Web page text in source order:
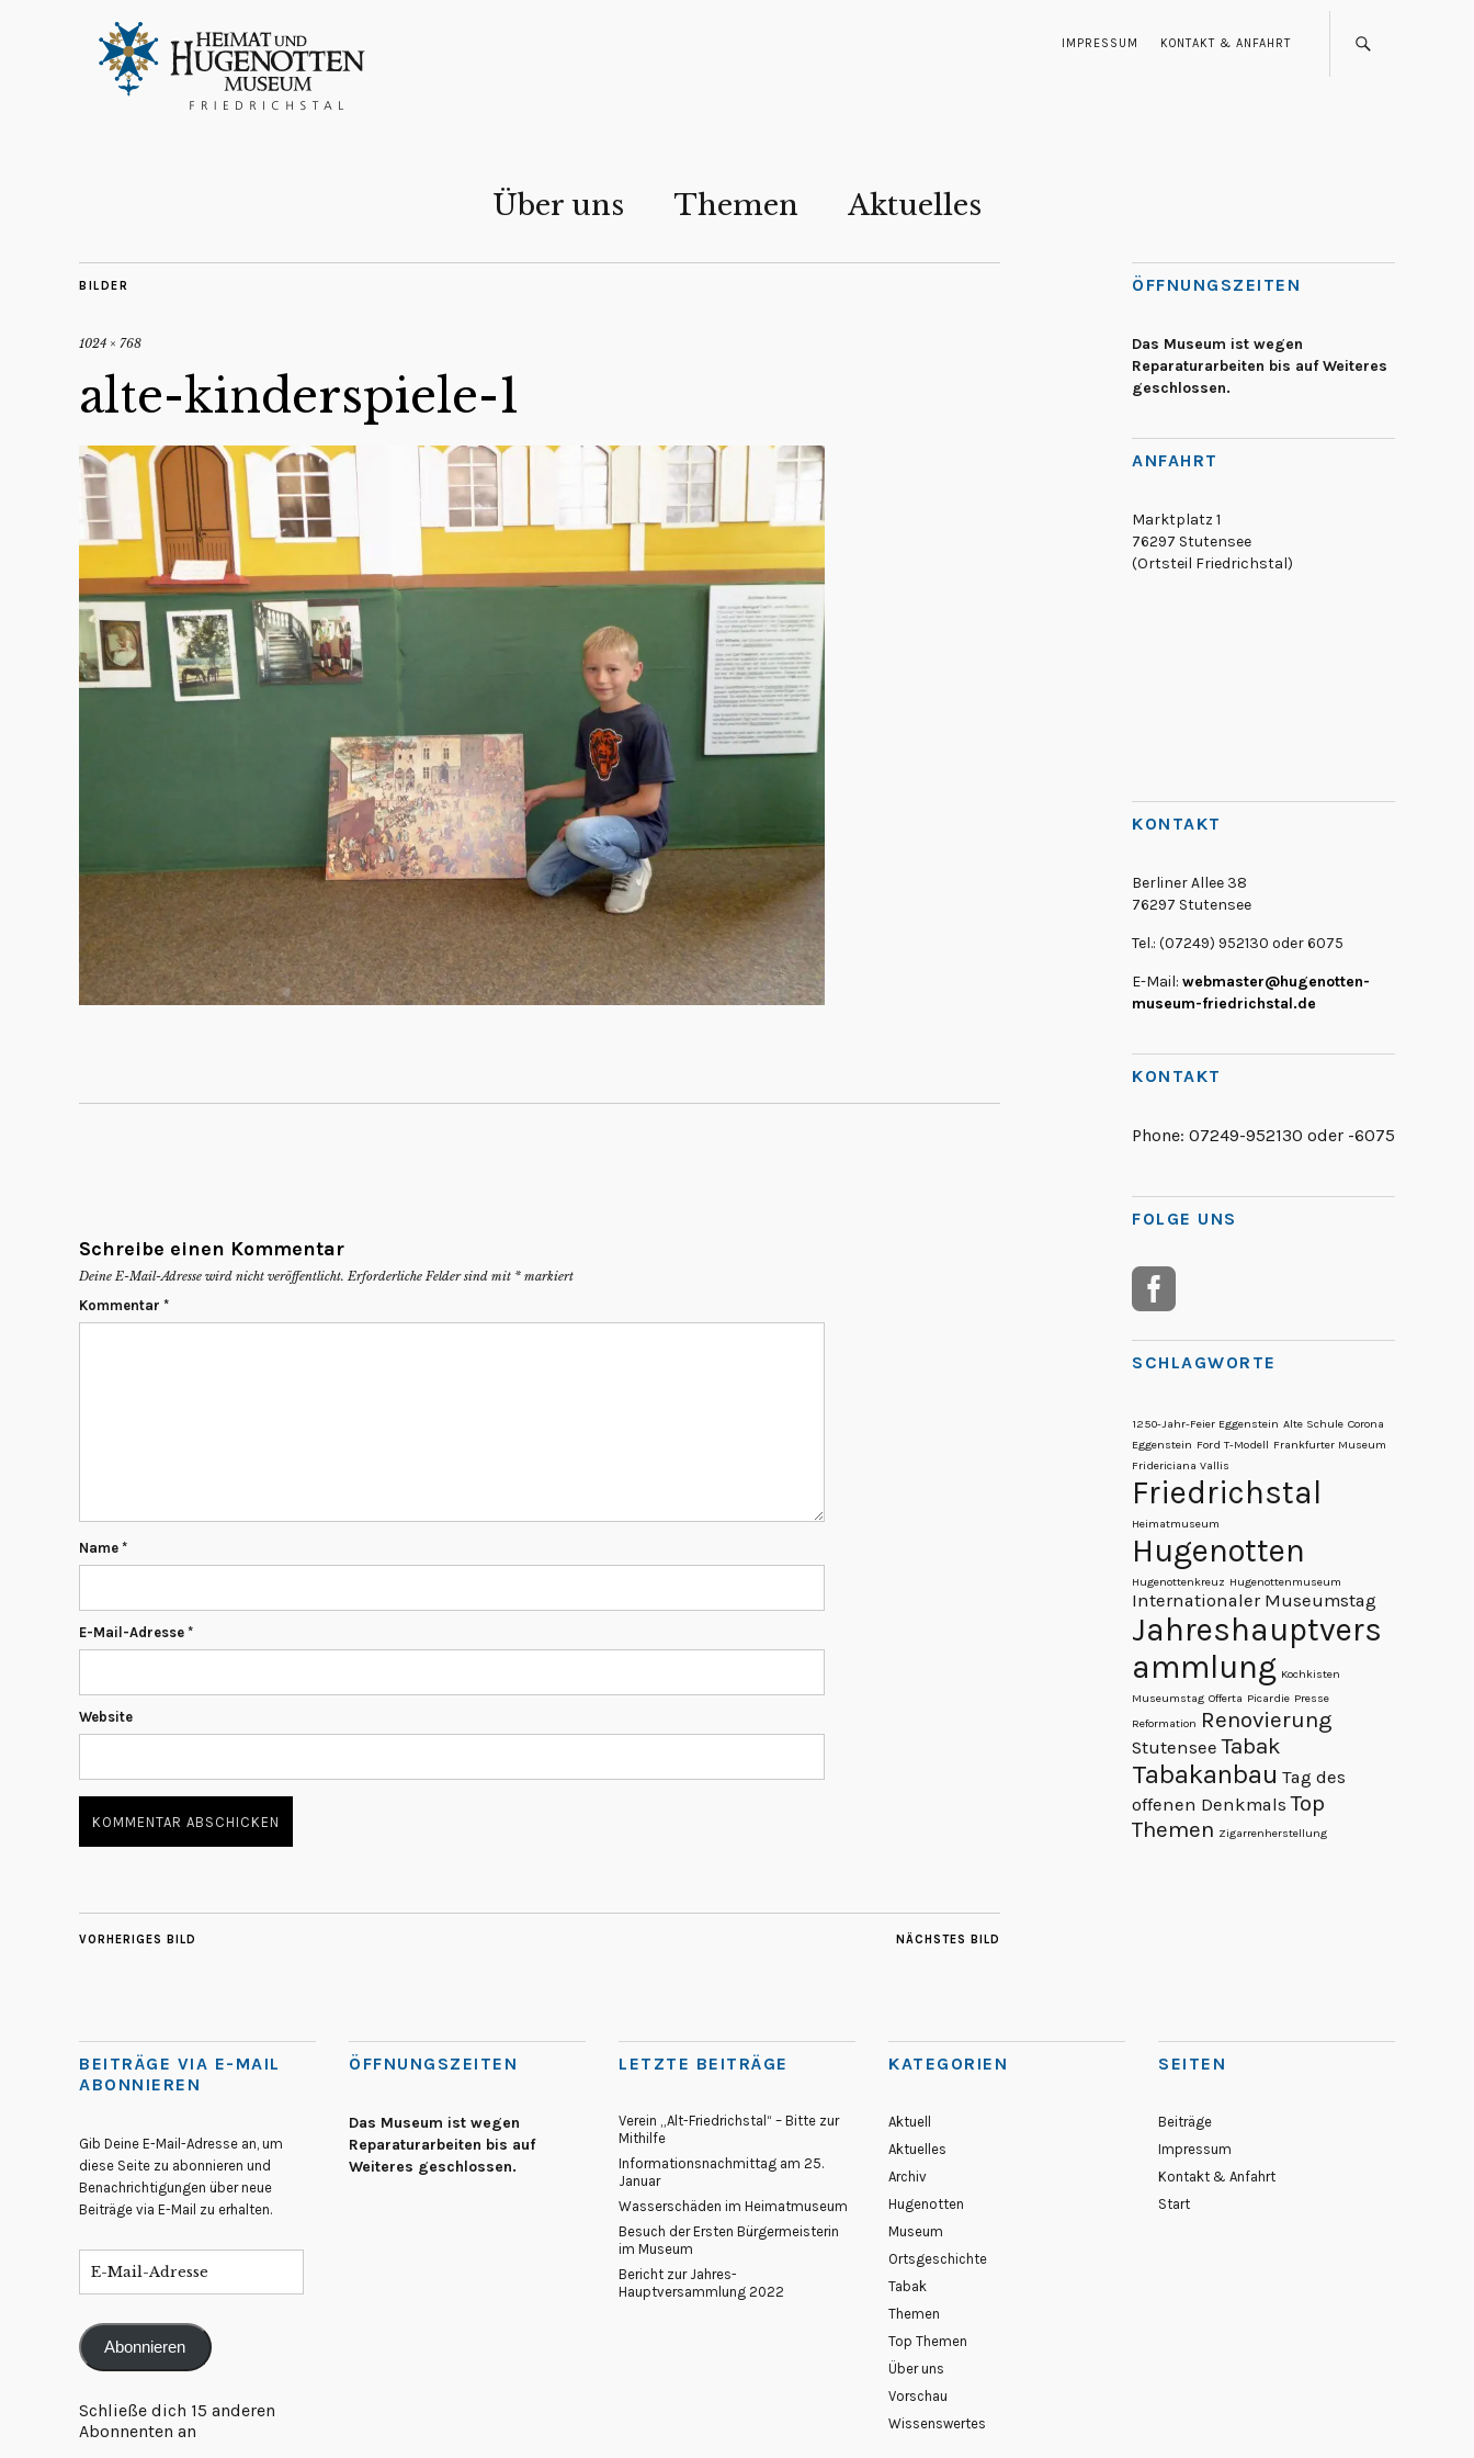
IMPRESSUM KONTAKT & ANFAHRT
Über uns Themen Aktuelles
BILDER
1024 × 768
alte-kinderspiele-1
Schreibe einen Kommentar
Deine E-Mail-Adresse wird nicht veröffentlicht. Erforderliche Felder sind mit * markiert
Kommentar *
Name *
E-Mail-Adresse *
Website
NÄCHSTES BILD
VORHERIGES BILD
ÖFFNUNGSZEITEN
Das Museum ist wegen
Reparaturarbeiten bis auf Weiteres
geschlossen.
ANFAHRT
Marktplatz 1
76297 Stutensee
(Ortsteil Friedrichstal)
KONTAKT
Berliner Allee 38
76297 Stutensee
Tel.: (07249) 952130 oder 6075
E-Mail: webmaster@hugenotten-
museum-friedrichstal.de
KONTAKT
Phone: 07249-952130 oder -6075
FOLGE UNS
SCHLAGWORTE
1250-Jahr-Feier Eggenstein Alte Schule Corona
Eggenstein Ford T-Modell Frankfurter Museum
Fridericiana Vallis
Friedrichstal
Heimatmuseum
Hugenotten
Hugenottenkreuz Hugenottenmuseum
Internationaler Museumstag
Jahreshauptvers
ammlung Kochkisten
Museumstag Offerta Picardie Presse
Reformation Renovierung
Stutensee Tabak
Tabakanbau Tag des
offenen Denkmals Top
Themen Zigarrenherstellung
BEITRÄGE VIA E-MAIL
ABONNIEREN
Gib Deine E-Mail-Adresse an, um
diese Seite zu abonnieren und
Benachrichtigungen über neue
Beiträge via E-Mail zu erhalten.
Abonnieren
Schließe dich 15 anderen
Abonnenten an
ÖFFNUNGSZEITEN
Das Museum ist wegen
Reparaturarbeiten bis auf
Weiteres geschlossen.
LETZTE BEITRÄGE
Verein „Alt-Friedrichstal“ – Bitte zur
Mithilfe
Informationsnachmittag am 25.
Januar
Wasserschäden im Heimatmuseum
Besuch der Ersten Bürgermeisterin
im Museum
Bericht zur Jahres-
Hauptversammlung 2022
KATEGORIEN
Aktuell
Aktuelles
Archiv
Hugenotten
Museum
Ortsgeschichte
Tabak
Themen
Top Themen
Über uns
Vorschau
Wissenswertes
SEITEN
Beiträge
Impressum
Kontakt & Anfahrt
Start